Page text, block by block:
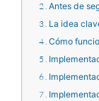
2 Antes de
3 La idea
4 Cómo
5
6
7